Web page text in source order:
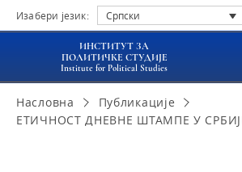
Изабери језик: Српски
ИНСТИТУТ ЗА
ПОЛИТИЧКЕ СТУДИЈЕ
Institute for Political Studies
Насловна
Публикације
ЕТИЧНОСТ ДНЕВНЕ ШТАМПЕ У